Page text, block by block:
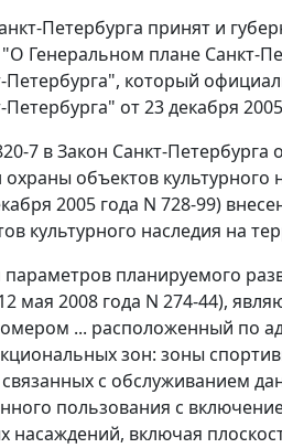
Петербурга принят и
Генеральном плане Санкт-
который
от 23 декабря 2005
7 вЗакон Санкт-Петербурга
объектов культурного
2005 года N 728-99)
культурного наследия на
планируемого
мая 2008 года N 274-44),
... расположенный по
зон: зоны
с обслуживанием
пользования с
насаждений, включая